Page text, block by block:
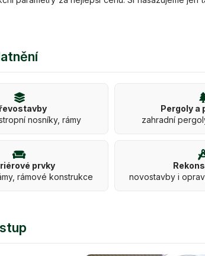
nosníky, rámy
Pergoly a
zahradní
prvky
rámové konstrukce
novostavby i